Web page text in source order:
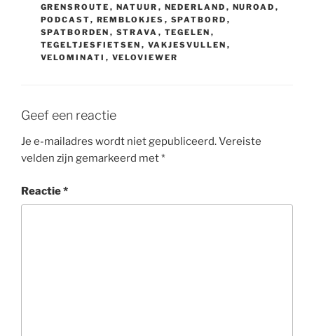
GRENSROUTE , NATUUR , NEDERLAND , NUROAD ,
PODCAST, REMBLOKJES , SPATBORD ,
SPATBORDEN , STRAVA , TEGELEN ,
TEGELTJESFIETSEN , VAKJESVULLEN ,
VELOMINATI , VELOVIEWER
Geef een reactie
Je e-mailadres wordt niet gepubliceerd.Vereiste
velden zijn gemarkeerd met*
Reactie*